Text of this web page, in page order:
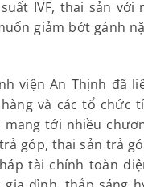
IVF, thai sản
giảm bớt gánh
viện An Thịnh đã
và các tổ chức
tới nhiều
trả góp, thai sản trả
tài chính toàn